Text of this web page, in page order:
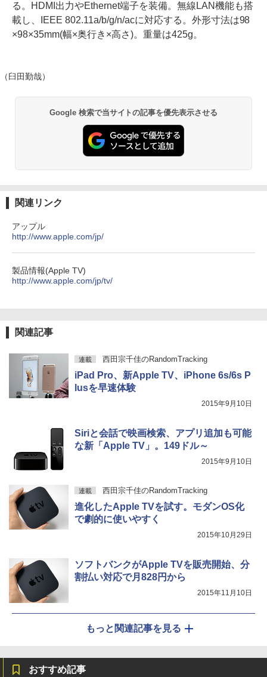
る。HDMI出力やEthernet端子を装備。無線LAN機能も搭
載し、IEEE 802.11a/b/g/n/acに対応する。外形寸法は98
×98×35mm(幅×奥行き×高さ)。重量は425g。
（臼田勤哉）
Google 検索で当サイトの記事を優先表示させる
関連リンク
アップル
http://www.apple.com/jp/
製品情報(Apple TV)
http://www.apple.com/jp/tv/
関連記事
連載 西田宗千佳のRandomTracking
iPad Pro、新Apple TV、iPhone 6s/6s P
lusを早速体験
2015年9月10日
Siriと会話で映画検索、アプリ追加も可能
な新「Apple TV」。149ドル～
2015年9月10日
連載 西田宗千佳のRandomTracking
進化したApple TVを試す。モダンOS化
で劇的に使いやすく
2015年10月29日
ソフトバンクがApple TVを販売開始、分
割払い対応で月828円から
2015年11月10日
もっと関連記事を見る
おすすめ記事